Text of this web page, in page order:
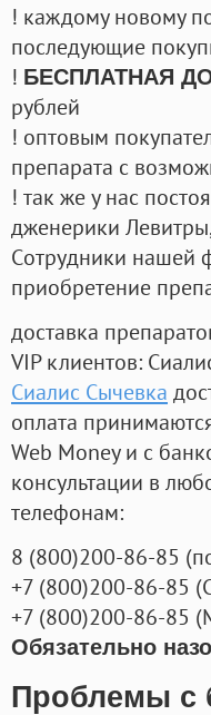
! каждому новому
последующие
! БЕСПЛАТНАЯ
рублей
! оптовым
препарата с
! так же у нас
дженерики
Cотрудники нашей
приобретение
доставка
VIP клиентов:
Сиалис Сычевка
оплата
Web Money и с
консультации в
телефонам:
8 (800)200-86-85 (
+7 (800)200-86-85 (
+7 (800)200-86-85 (
Обязательно
Проблемы с